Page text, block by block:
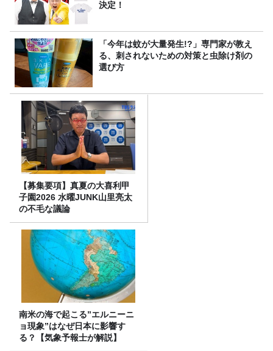
決定！
「今年は蚊が大量発生!?」専門家が教え
る、刺されないための対策と虫除け剤の
選び方
【募集要項】真夏の大喜利甲
子園2026 水曜JUNK山里亮太
の不毛な議論
南米の海で起こる”エルニーニ
ョ現象”はなぜ日本に影響す
る？【気象予報士が解説】